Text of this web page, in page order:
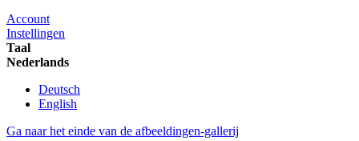
Account
Instellingen
Taal
Nederlands
Deutsch
English
Ga naar het einde van de afbeeldingen-gallerij